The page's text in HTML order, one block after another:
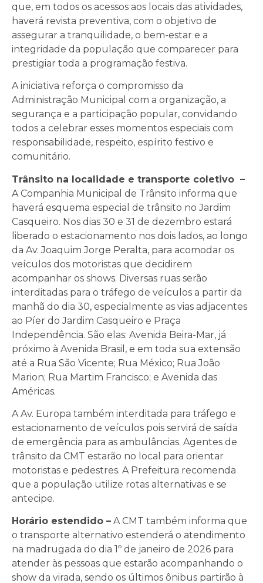
que, em todos os acessos aos locais das atividades,
haverá revista preventiva, com o objetivo de
assegurar a tranquilidade, o bem-estar e a
integridade da população que comparecer para
prestigiar toda a programação festiva.
A iniciativa reforça o compromisso da
Administração Municipal com a organização, a
segurança e a participação popular, convidando
todos a celebrar esses momentos especiais com
responsabilidade, respeito, espírito festivo e
comunitário.
Trânsito na localidade e transporte coletivo –
A Companhia Municipal de Trânsito informa que
haverá esquema especial de trânsito no Jardim
Casqueiro. Nos dias 30 e 31 de dezembro estará
liberado o estacionamento nos dois lados, ao longo
da Av. Joaquim Jorge Peralta, para acomodar os
veículos dos motoristas que decidirem
acompanhar os shows. Diversas ruas serão
interditadas para o tráfego de veículos a partir da
manhã do dia 30, especialmente as vias adjacentes
ao Píer do Jardim Casqueiro e Praça
Independência. São elas: Avenida Beira-Mar, já
próximo à Avenida Brasil, e em toda sua extensão
até a Rua São Vicente; Rua México; Rua João
Marion; Rua Martim Francisco; e Avenida das
Américas.
A Av. Europa também interditada para tráfego e
estacionamento de veículos pois servirá de saída
de emergência para as ambulâncias. Agentes de
trânsito da CMT estarão no local para orientar
motoristas e pedestres. A Prefeitura recomenda
que a população utilize rotas alternativas e se
antecipe.
Horário estendido – A CMT também informa que
o transporte alternativo estenderá o atendimento
na madrugada do dia 1º de janeiro de 2026 para
atender às pessoas que estarão acompanhando o
show da virada, sendo os últimos ônibus partirão à